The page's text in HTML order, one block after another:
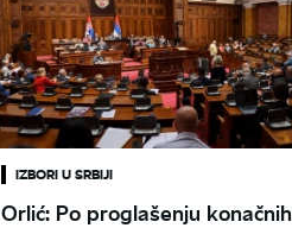
IZBORI U SRBIJI
Orlić: Po proglašenju konačnih